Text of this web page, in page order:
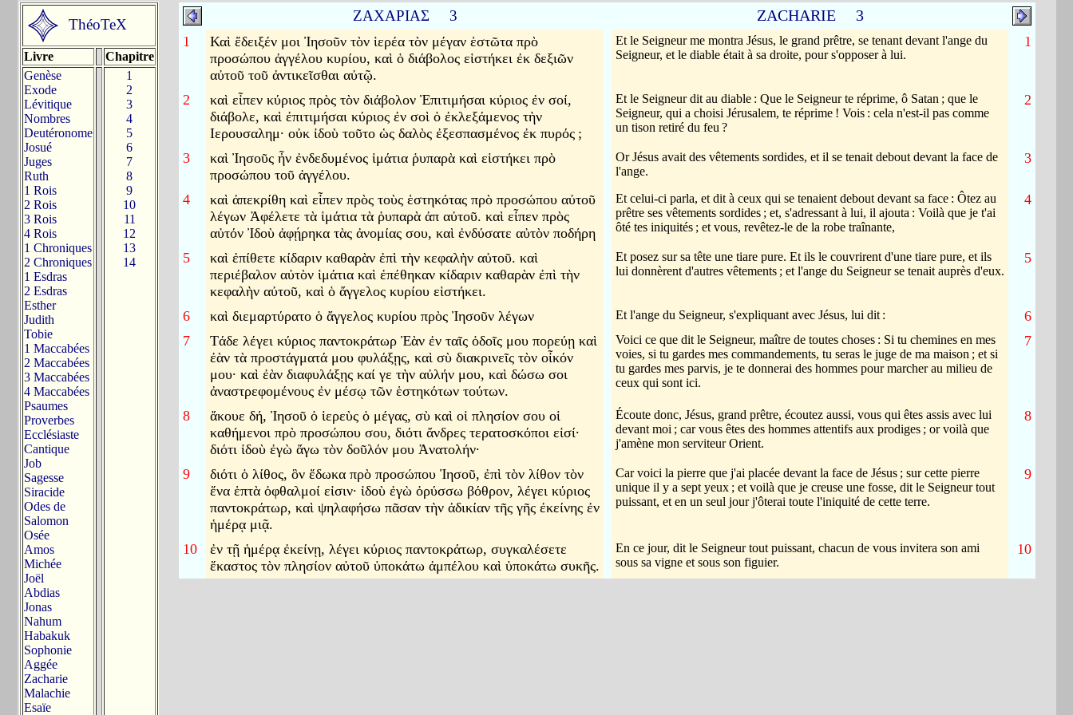
ThéoTeX
Livre
Chapitre
Genèse
Exode
Lévitique
Nombres
Deutéronome
Josué
Juges
Ruth
1 Rois
2 Rois
3 Rois
4 Rois
1 Chroniques
2 Chroniques
1 Esdras
2 Esdras
Esther
Judith
Tobie
1 Maccabées
2 Maccabées
3 Maccabées
4 Maccabées
Psaumes
Proverbes
Ecclésiaste
Cantique
Job
Sagesse
Siracide
Odes de
Salomon
Osée
Amos
Michée
Joël
Abdias
Jonas
Nahum
Habakuk
Sophonie
Aggée
Zacharie
Malachie
Esaïe
1
2
3
4
5
6
7
8
9
10
11
12
13
14
ΖΑΧΑΡΙΑΣ 3 ZACHARIE 3
1
Καὶ ἔδειξέν μοι Ἰησοῦν τὸν ἱερέα τὸν μέγαν ἑστῶτα πρὸ
προσώπου ἀγγέλου κυρίου, καὶ ὁ διάβολος εἱστήκει ἐκ δεξιῶν
αὐτοῦ τοῦ ἀντικεῖσθαι αὐτῷ.
Et le Seigneur me montra Jésus, le grand prêtre, se tenant devant l'ange du
Seigneur, et le diable était à sa droite, pour s'opposer à lui.
1
2
καὶ εἶπεν κύριος πρὸς τὸν διάβολον Ἐπιτιμήσαι κύριος ἐν σοί,
διάβολε, καὶ ἐπιτιμήσαι κύριος ἐν σοὶ ὁ ἐκλεξάμενος τὴν
Ιερουσαλημ· οὐκ ἰδοὺ τοῦτο ὡς δαλὸς ἐξεσπασμένος ἐκ πυρός ;
Et le Seigneur dit au diable : Que le Seigneur te réprime, ô Satan ; que le
Seigneur, qui a choisi Jérusalem, te réprime ! Vois : cela n'est-il pas comme
un tison retiré du feu ?
2
3
καὶ Ἰησοῦς ἦν ἐνδεδυμένος ἱμάτια ῥυπαρὰ καὶ εἱστήκει πρὸ
προσώπου τοῦ ἀγγέλου.
Or Jésus avait des vêtements sordides, et il se tenait debout devant la face de
l'ange.
3
4
καὶ ἀπεκρίθη καὶ εἶπεν πρὸς τοὺς ἑστηκότας πρὸ προσώπου αὐτοῦ
λέγων Ἀφέλετε τὰ ἱμάτια τὰ ῥυπαρὰ ἀπ αὐτοῦ. καὶ εἶπεν πρὸς
αὐτόν Ἰδοὺ ἀφῄρηκα τὰς ἀνομίας σου, καὶ ἐνδύσατε αὐτὸν ποδήρη
Et celui-ci parla, et dit à ceux qui se tenaient debout devant sa face : Ôtez au
prêtre ses vêtements sordides ; et, s'adressant à lui, il ajouta : Voilà que je t'ai
ôté tes iniquités ; et vous, revêtez-le de la robe traînante,
4
5
καὶ ἐπίθετε κίδαριν καθαρὰν ἐπὶ τὴν κεφαλὴν αὐτοῦ. καὶ
περιέβαλον αὐτὸν ἱμάτια καὶ ἐπέθηκαν κίδαριν καθαρὰν ἐπὶ τὴν
κεφαλὴν αὐτοῦ, καὶ ὁ ἄγγελος κυρίου εἱστήκει.
Et posez sur sa tête une tiare pure. Et ils le couvrirent d'une tiare pure, et ils
lui donnèrent d'autres vêtements ; et l'ange du Seigneur se tenait auprès d'eux.
5
6 καὶ διεμαρτύρατο ὁ ἄγγελος κυρίου πρὸς Ἰησοῦν λέγων Et l'ange du Seigneur, s'expliquant avec Jésus, lui dit :
6
7
Τάδε λέγει κύριος παντοκράτωρ Ἐὰν ἐν ταῖς ὁδοῖς μου πορεύῃ καὶ
ἐὰν τὰ προστάγματά μου φυλάξῃς, καὶ σὺ διακρινεῖς τὸν οἶκόν
μου· καὶ ἐὰν διαφυλάξῃς καί γε τὴν αὐλήν μου, καὶ δώσω σοι
ἀναστρεφομένους ἐν μέσῳ τῶν ἑστηκότων τούτων.
Voici ce que dit le Seigneur, maître de toutes choses : Si tu chemines en mes
voies, si tu gardes mes commandements, tu seras le juge de ma maison ; et si
tu gardes mes parvis, je te donnerai des hommes pour marcher au milieu de
ceux qui sont ici.
7
8
ἄκουε δή, Ἰησοῦ ὁ ἱερεὺς ὁ μέγας, σὺ καὶ οἱ πλησίον σου οἱ
καθήμενοι πρὸ προσώπου σου, διότι ἄνδρες τερατοσκόποι εἰσί·
διότι ἰδοὺ ἐγὼ ἄγω τὸν δοῦλόν μου Ἀνατολήν·
Écoute donc, Jésus, grand prêtre, écoutez aussi, vous qui êtes assis avec lui
devant moi ; car vous êtes des hommes attentifs aux prodiges ; or voilà que
j'amène mon serviteur Orient.
8
9
διότι ὁ λίθος, ὃν ἔδωκα πρὸ προσώπου Ἰησοῦ, ἐπὶ τὸν λίθον τὸν
ἕνα ἑπτὰ ὀφθαλμοί εἰσιν· ἰδοὺ ἐγὼ ὀρύσσω βόθρον, λέγει κύριος
παντοκράτωρ, καὶ ψηλαφήσω πᾶσαν τὴν ἀδικίαν τῆς γῆς ἐκείνης ἐν
ἡμέρᾳ μιᾷ.
Car voici la pierre que j'ai placée devant la face de Jésus ; sur cette pierre
unique il y a sept yeux ; et voilà que je creuse une fosse, dit le Seigneur tout
puissant, et en un seul jour j'ôterai toute l'iniquité de cette terre.
9
10
ἐν τῇ ἡμέρᾳ ἐκείνῃ, λέγει κύριος παντοκράτωρ, συγκαλέσετε
ἕκαστος τὸν πλησίον αὐτοῦ ὑποκάτω ἀμπέλου καὶ ὑποκάτω συκῆς.
En ce jour, dit le Seigneur tout puissant, chacun de vous invitera son ami
sous sa vigne et sous son figuier.
10